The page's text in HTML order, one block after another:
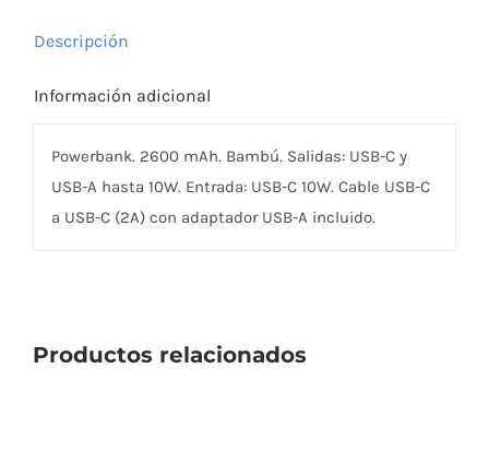
Descripción
Información adicional
Powerbank. 2600 mAh. Bambú. Salidas: USB-C y
USB-A hasta 10W. Entrada: USB-C 10W. Cable USB-C
a USB-C (2A) con adaptador USB-A incluido.
Productos relacionados